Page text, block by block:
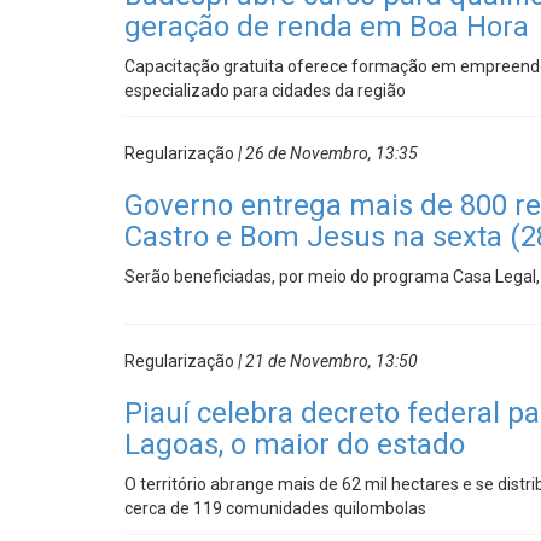
geração de renda em Boa Hora
Capacitação gratuita oferece formação em
especializado para cidades da região
Regularização | 26 de Novembro, 13:35
Governo entrega mais de 800
Castro e Bom Jesus na sexta
Serão beneficiadas, por meio do programa Casa
Regularização | 21 de Novembro, 13:50
Piauí celebra decreto federal
Lagoas, o maior do estado
O território abrange mais de 62 mil hectares e se
cerca de 119 comunidades quilombolas